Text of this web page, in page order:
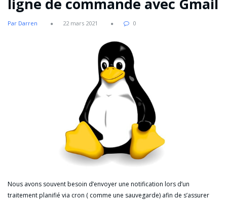
ligne de commande avec Gmail
Par Darren 22 mars 2021 0
Nous avons souvent besoin d’envoyer une notification lors d’un
traitement planifié via cron ( comme une sauvegarde) afin de s’assurer